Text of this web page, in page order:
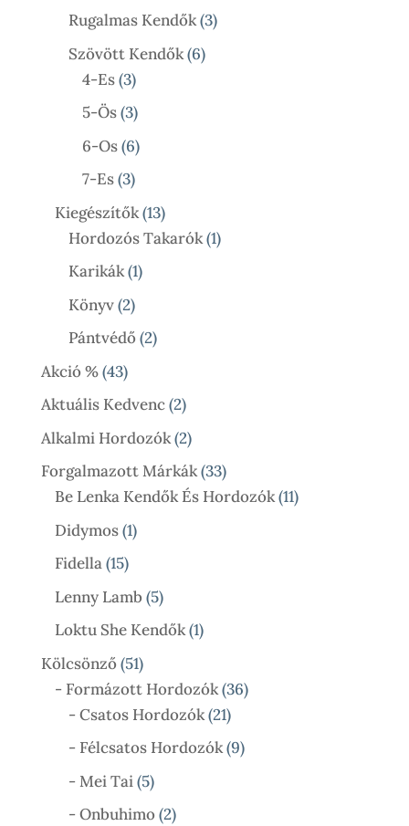
Termék
Rugalmas Kendők 33
Szövött Kendők 66
4-Es 33
Termék
5-Ös 33
Termék
6-Os 66
Termék
7-Es 33
Termék
Kiegészítők 1313
Termék
Hordozós Takarók 11
Karikák 11
Könyv 22
Termék
Pántvédő 22
Akció % 4343
Termék
Aktuális Kedvenc 22
Termék
Alkalmi Hordozók 22
Termék
Forgalmazott Márkák 3333
Termék
Be Lenka Kendők És Hordozók 1111
Didymos 11
Fidella 1515
Termék
Lenny Lamb 55
Termék
Loktu She Kendők 11
Kölcsönző 5151
Termék
- Formázott Hordozók 3636
- Csatos Hordozók 2121
Termék
- Félcsatos Hordozók 99
- Mei Tai 55
Termék
- Onbuhimo 22